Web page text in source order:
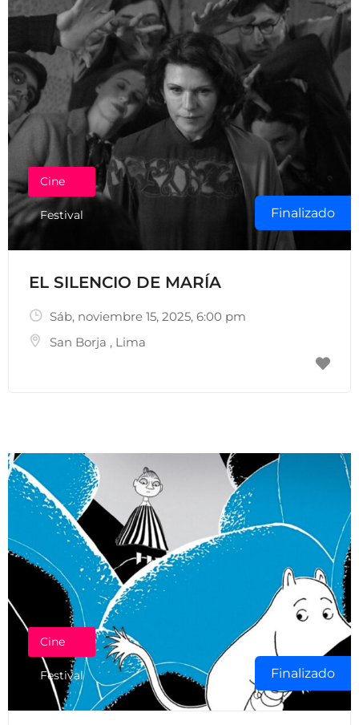
Cine
Festival
EL SILENCIO DE MARÍA
Finalizado
Sáb, noviembre 15, 2025, 6:00 pm
San Borja , Lima
Cine
Festival Finalizado